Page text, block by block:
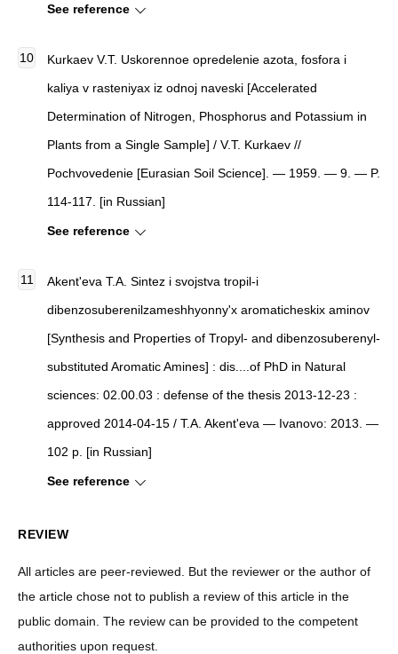
See reference
Kurkaev V.T. Uskorennoe opredelenie azota, fosfora i
kaliya v rasteniyax iz odnoj naveski [Accelerated
Determination of Nitrogen, Phosphorus and Potassium in
Plants from a Single Sample] / V.T. Kurkaev //
Pochvovedenie [Eurasian Soil Science] . — 1959. — 9. — P.
114-117. [in Russian]
See reference
Akent'eva T.A. Sintez i svojstva tropil-i
dibenzosuberenilzameshhyonny'x aromaticheskix aminov
[Synthesis and Properties of Tropyl- and dibenzosuberenyl-
substituted Aromatic Amines] : dis....of PhD in Natural
sciences: 02.00.03 : defense of the thesis 2013-12-23 :
approved 2014-04-15 / T.A. Akent'eva — Ivanovo: 2013. —
102 p. [in Russian]
See reference
REVIEW
All articles are peer-reviewed. But the reviewer or the author of
the article chose not to publish a review of this article in the
public domain. The review can be provided to the competent
authorities upon request.